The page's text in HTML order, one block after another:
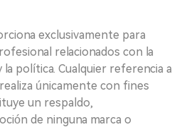
exclusivamente para
relacionados con la
política. Cualquier referencia a
únicamente con fines
un respaldo,
de ninguna marca o